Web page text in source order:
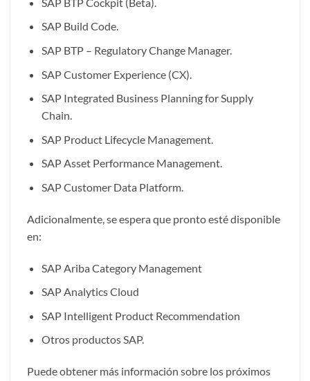
SAP Build Code.
SAP BTP – Regulatory Change Manager.
SAP Customer Experience (CX).
SAP Integrated Business Planning for Supply
Chain.
SAP Product Lifecycle Management.
SAP Asset Performance Management.
SAP Customer Data Platform.
Adicionalmente, se espera que pronto esté disponible
en:
SAP Ariba Category Management
SAP Analytics Cloud
SAP Intelligent Product Recommendation
Otros productos SAP.
Puede obtener más información sobre los próximos